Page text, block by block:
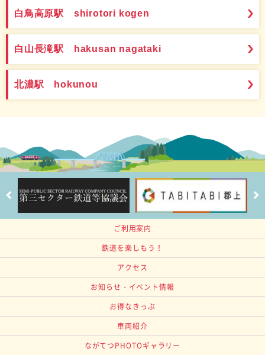
白鳥高原駅 shirotori kogen
白山長滝駅 hakusan nagataki
北濃駅 hokunou
ご利用案内
鉄道を楽しもう！
アクセス
お知らせ・イベント情報
お得なきっぷ
車両紹介
ながてつPHOTOギャラリー